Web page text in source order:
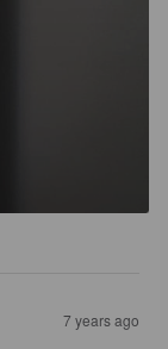
7 years ago